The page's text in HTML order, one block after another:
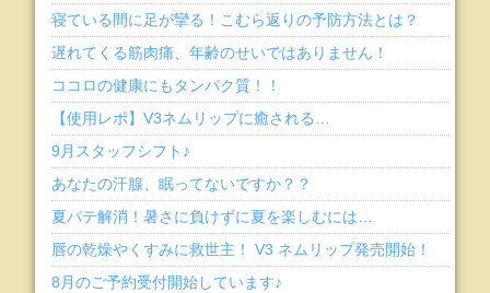
寝ている間に足が攣る！こむら返りの予防方法とは？
遅れてくる筋肉痛、年齢のせいではありません！
ココロの健康にもタンパク質！！
【使用レポ】V3ネムリップに癒される…
9月スタッフシフト♪
あなたの汗腺、眠ってないですか？？
夏バテ解消！暑さに負けずに夏を楽しむには…
唇の乾燥やくすみに救世主！ V3 ネムリップ発売開始！
8月のご予約受付開始しています♪